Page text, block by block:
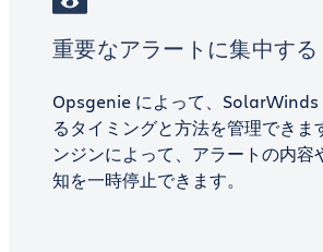
重要なアラートに集中する
Opsgenie によって、SolarWinds
るタイミングと方法を管理できま
ンジンによって、アラートの内容
知を一時停止できます。